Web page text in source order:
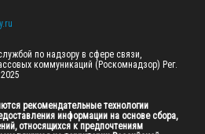
по надзору в сфере связи,
коммуникаций (Роскомнадзор) Рег.
рекомендательные технологии
информации на основе сбора,
относящихся к предпочтениям